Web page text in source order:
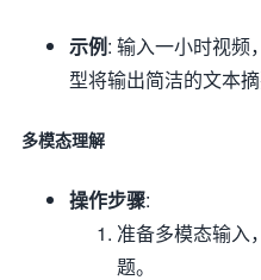
示例: 输入一小时视频
型将输出简洁的文本摘
多模态理解
操作步骤:
准备多模态输入
题。